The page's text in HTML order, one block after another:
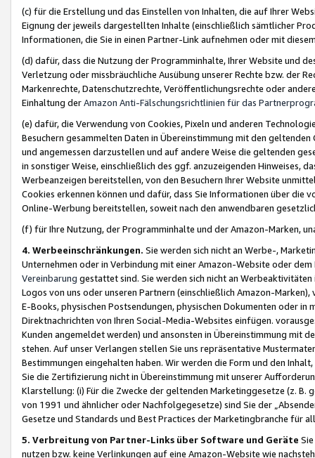
(c) für die Erstellung und das Einstellen von Inhalten, die auf Ihrer
Eignung der jeweils dargestellten Inhalte (einschließlich sämtlicher
Informationen, die Sie in einen Partner-Link aufnehmen oder mit
(d) dafür, dass die Nutzung der Programminhalte, Ihrer Website und
Verletzung oder missbräuchliche Ausübung unserer Rechte bzw. der
Markenrechte, Datenschutzrechte, Veröffentlichungsrechte oder
Einhaltung derAmazon Anti-Fälschungsrichtlinien für das
(e) dafür, die Verwendung von Cookies, Pixeln und anderen
Besuchern gesammelten Daten in Übereinstimmung mit den
und angemessen darzustellen und auf andere Weise die geltenden
in sonstiger Weise, einschließlich des ggf. anzuzeigenden Hinweises,
Werbeanzeigen bereitstellen, von den Besuchern Ihrer Website
Cookies erkennen können und dafür, dass Sie Informationen über die
Online-Werbung bereitstellen, soweit nach den anwendbaren
(f) für Ihre Nutzung, der Programminhalte und der Amazon-Marken,
4. Werbeeinschränkungen. Sie werden sich nicht an Werbe-,
Unternehmen oder in Verbindung mit einer Amazon-Website oder
Vereinbarung gestattet sind. Sie werden sich nicht an
Logos von uns oder unseren Partnern (einschließlich Amazon-
E-Books, physischen Postsendungen, physischen Dokumenten oder in
Direktnachrichten von Ihren Social-Media-Websites einfügen.
Kunden angemeldet werden) und ansonsten in Übereinstimmung mit
stehen. Auf unser Verlangen stellen Sie uns repräsentative
Bestimmungen eingehalten haben. Wir werden die Form und den
Sie die Zertifizierung nicht in Übereinstimmung mit unserer
Klarstellung: (i) Für die Zwecke der geltenden Marketinggesetze (z. B.
von 1991 und ähnlicher oder Nachfolgegesetze) sind Sie der
Gesetze und Standards und Best Practices der Marketingbranche für
5. Verbreitung von Partner-Links über Software und Geräte
nutzen bzw. keine Verlinkungen auf eine Amazon-Website wie